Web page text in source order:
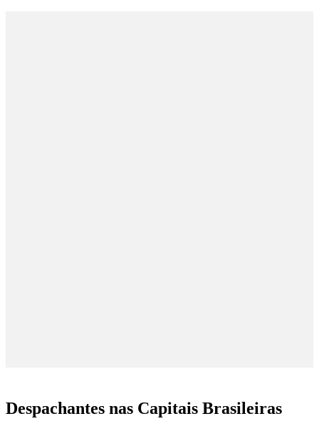
Despachantes nas Capitais Brasileiras